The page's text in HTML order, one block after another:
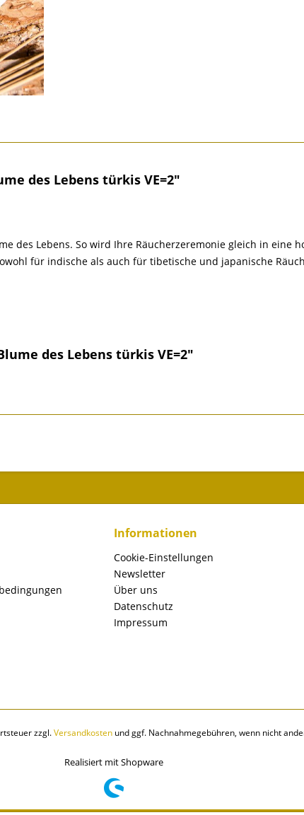
des Lebens türkis VE=2"
des Lebens. So wird Ihre Räucherzeremonie gleich in eine
für indische als auch für tibetische und japanische
des Lebens türkis VE=2"
Informationen
Cookie-Einstellungen
Newsletter
Über uns
Datenschutz
Impressum
zzgl.Versandkostenund ggf. Nachnahmegebühren, wenn nicht
Realisiert mit Shopware